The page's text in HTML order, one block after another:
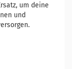
um deine
und